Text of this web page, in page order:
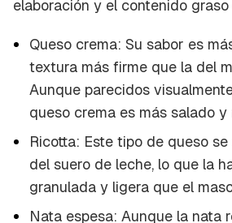
elaboración y el contenido
Queso crema: Su sabor es
textura más firme que la del
Aunque parecidos
queso crema es más salado y
Ricotta: Este tipo de queso
del suero de leche, lo que la
granulada y ligera que el
Nata espesa: Aunque la nata